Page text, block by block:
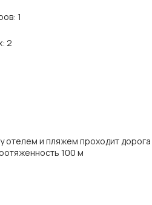
1
2
и пляжем проходит дорога
100 м